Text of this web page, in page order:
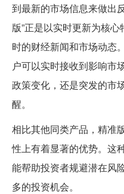
到最新的市场信息来做出
版”正是以实时更新为核
时的财经新闻和市场动态
户可以实时接收到影响市
政策变化，还是突发的市
醒。
相比其他同类产品，精准
性上有着显著的优势。这
能帮助投资者规避潜在风
多的投资机会。